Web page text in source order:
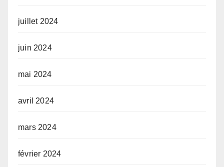
juillet 2024
juin 2024
mai 2024
avril 2024
mars 2024
février 2024